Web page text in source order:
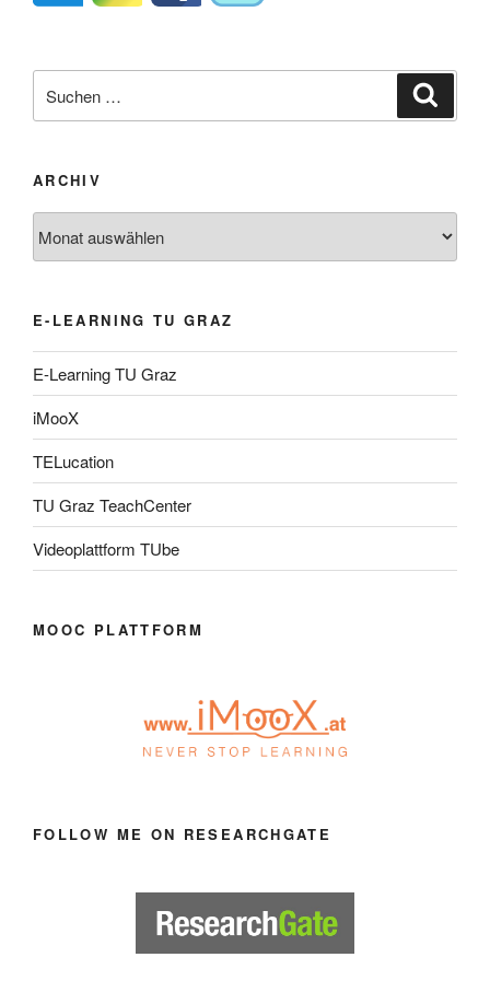
nach:
ARCHIV
E-LEARNING TU GRAZ
E-Learning TU Graz
iMooX
TELucation
TU Graz TeachCenter
Videoplattform TUbe
MOOC PLATTFORM
FOLLOW ME ON RESEARCHGATE